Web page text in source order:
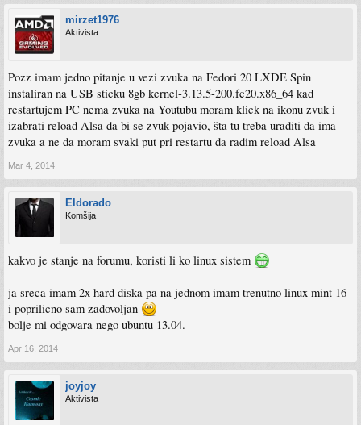
mirzet1976
Aktivista
Pozz imam jedno pitanje u vezi zvuka na Fedori 20 LXDE Spin
instaliran na USB sticku 8gb kernel-3.13.5-200.fc20.x86_64 kad
restartujem PC nema zvuka na Youtubu moram klick na ikonu zvuk i
izabrati reload Alsa da bi se zvuk pojavio, šta tu treba uraditi da ima
zvuka a ne da moram svaki put pri restartu da radim reload Alsa
Mar 4, 2014
Eldorado
Komšija
kakvo je stanje na forumu, koristi li ko linux sistem
ja sreca imam 2x hard diska pa na jednom imam trenutno linux mint 16
i poprilicno sam zadovoljan
bolje mi odgovara nego ubuntu 13.04.
Apr 16, 2014
joyjoy
Aktivista